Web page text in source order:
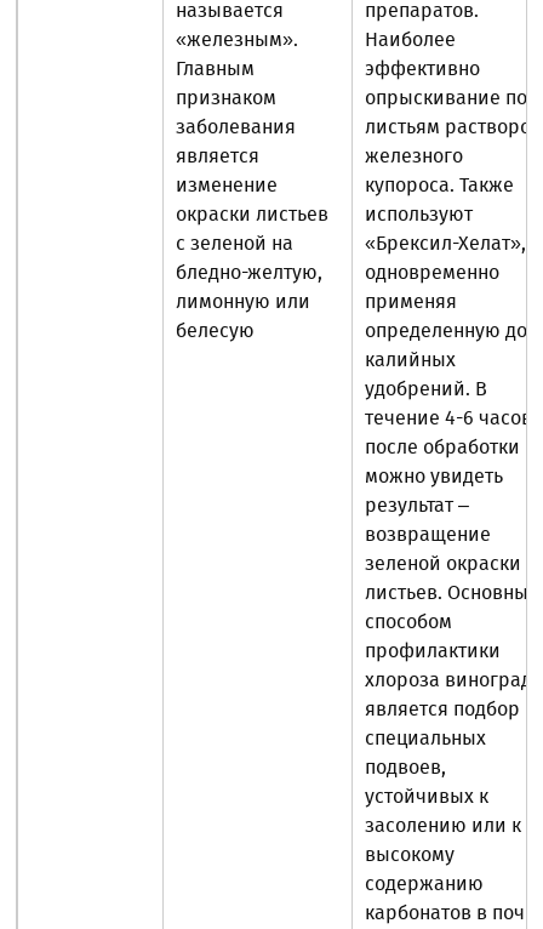
называется
«железным».
Главным
признаком
заболевания
является
изменение
окраски листьев
с зеленой на
бледно-желтую,
лимонную или
белесую
препаратов.
Наиболее
эффективно
опрыскивание по
листьям
железного
купороса. Также
используют
«Брексил-Хелат»,
одновременно
применяя
определенную
калийных
удобрений. В
течение 4-6 часов
после обработки
можно увидеть
результат –
возвращение
зеленой окраски
листьев. Основным
способом
профилактики
хлороза винограда
является подбор
специальных
подвоев,
устойчивых к
засолению или к
высокому
содержанию
карбонатов в